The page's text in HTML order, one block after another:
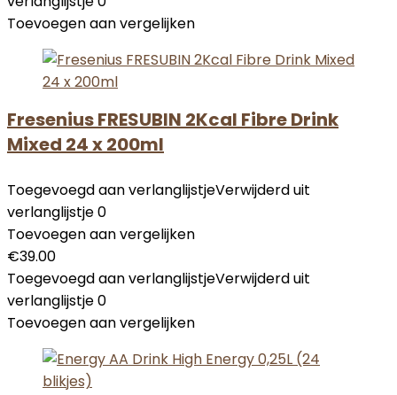
Toevoegen aan vergelijken
Fresenius FRESUBIN 2Kcal Fibre Drink
Mixed 24 x 200ml
Toegevoegd aan verlanglijstjeVerwijderd uit
verlanglijstje0
Toevoegen aan vergelijken
€39.00
Toegevoegd aan verlanglijstjeVerwijderd uit
verlanglijstje0
Toevoegen aan vergelijken